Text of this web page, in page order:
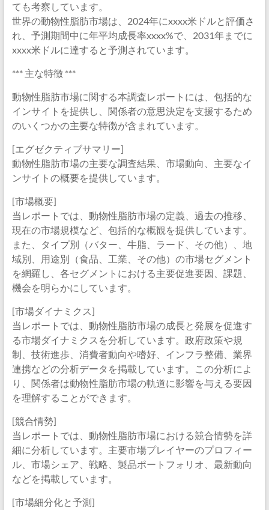
ても考察しています。
世界の動物性脂肪市場は、2024年にxxxx米ドルと評価さ
れ、予測期間中に年平均成長率xxxx%で、2031年までに
xxxx米ドルに達すると予測されています。
*** 主な特徴 ***
動物性脂肪市場に関する本調査レポートには、包括的な
インサイトを提供し、関係者の意思決定を支援するため
のいくつかの主要な特徴が含まれています。
[エグゼクティブサマリー]
動物性脂肪市場の主要な調査結果、市場動向、主要なイ
ンサイトの概要を提供しています。
[市場概要]
当レポートでは、動物性脂肪市場の定義、過去の推移、
現在の市場規模など、包括的な概観を提供しています。
また、タイプ別（バター、牛脂、ラード、その他）、地
域別、用途別（食品、工業、その他）の市場セグメント
を網羅し、各セグメントにおける主要促進要因、課題、
機会を明らかにしています。
[市場ダイナミクス]
当レポートでは、動物性脂肪市場の成長と発展を促進す
る市場ダイナミクスを分析しています。政府政策や規
制、技術進歩、消費者動向や嗜好、インフラ整備、業界
連携などの分析データを掲載しています。この分析によ
り、関係者は動物性脂肪市場の軌道に影響を与える要因
を理解することができます。
[競合情勢]
当レポートでは、動物性脂肪市場における競合情勢を詳
細に分析しています。主要市場プレイヤーのプロフィー
ル、市場シェア、戦略、製品ポートフォリオ、最新動向
などを掲載しています。
[市場細分化と予測]